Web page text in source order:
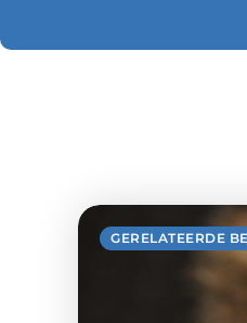
GERELATEERDE